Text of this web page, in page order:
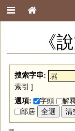
《
搜索字串:
索引 ]
選項:
字頭 解
部居
全選 清